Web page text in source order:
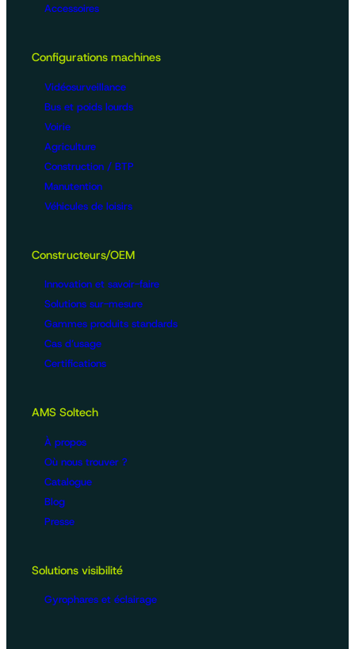
Accessoires
Configurations machines
Vidéosurveillance
Bus et poids lourds
Voirie
Agriculture
Construction / BTP
Manutention
Véhicules de loisirs
Constructeurs/OEM
Innovation et savoir-faire
Solutions sur-mesure
Gammes produits standards
Cas d’usage
Certifications
AMS Soltech
À propos
Où nous trouver ?
Catalogue
Blog
Presse
Solutions visibilité
Gyrophares et éclairage